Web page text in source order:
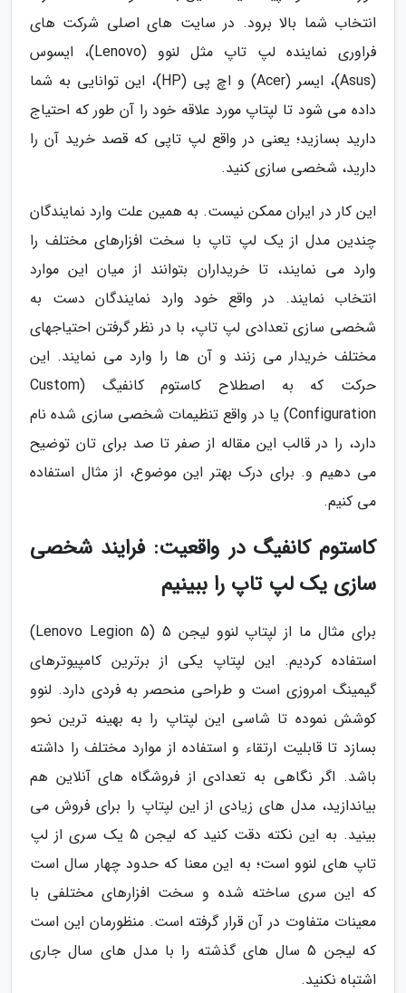
انتخاب شما بالا برود. در سایت های اصلی شرکت های
فراوری نماینده لپ تاپ مثل لنوو (Lenovo)، ایسوس
(Asus)، ایسر (Acer) و اچ پی (HP)، این توانایی به شما
داده می شود تا لپتاپ مورد علاقه خود را آن طور که احتیاج
دارید بسازید؛ یعنی در واقع لپ تاپی که قصد خرید آن را
دارید، شخصی سازی کنید.
این کار در ایران ممکن نیست. به همین علت وارد نمایندگان
چندین مدل از یک لپ تاپ با سخت افزارهای مختلف را
وارد می نمایند، تا خریداران بتوانند از میان این موارد
انتخاب نمایند. در واقع خود وارد نمایندگان دست به
شخصی سازی تعدادی لپ تاپ، با در نظر گرفتن احتیاجهای
مختلف خریدار می زنند و آن ها را وارد می نمایند. این
حرکت که به اصطلاح کاستوم کانفیگ (Custom
Configuration) یا در واقع تنظیمات شخصی سازی شده نام
دارد، را در قالب این مقاله از صفر تا صد برای تان توضیح
می دهیم و. برای درک بهتر این موضوع، از مثال استفاده
می کنیم.
کاستوم کانفیگ در واقعیت: فرایند شخصی
سازی یک لپ تاپ را ببینیم
برای مثال ما از لپتاپ لنوو لیجن 5 (Lenovo Legion 5)
استفاده کردیم. این لپتاپ یکی از برترین کامپیوترهای
گیمینگ امروزی است و طراحی منحصر به فردی دارد. لنوو
کوشش نموده تا شاسی این لپتاپ را به بهینه ترین نحو
بسازد تا قابلیت ارتقاء و استفاده از موارد مختلف را داشته
باشد. اگر نگاهی به تعدادی از فروشگاه های آنلاین هم
بیاندازید، مدل های زیادی از این لپتاپ را برای فروش می
بینید. به این نکته دقت کنید که لیجن 5 یک سری از لپ
تاپ های لنوو است؛ به این معنا که حدود چهار سال است
که این سری ساخته شده و سخت افزارهای مختلفی با
معینات متفاوت در آن قرار گرفته است. منظورمان این است
که لیجن 5 سال های گذشته را با مدل های سال جاری
اشتباه نکنید.